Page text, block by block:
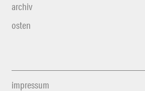
archiv
osten
impressum